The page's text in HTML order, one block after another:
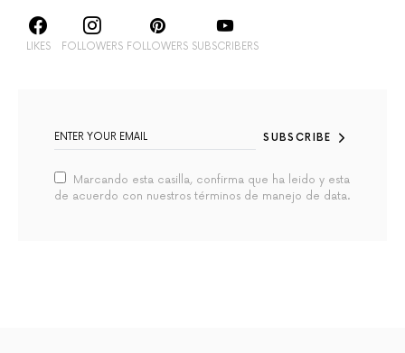
LIKES FOLLOWERS FOLLOWERS SUBSCRIBERS
SUBSCRIBE
Marcando esta casilla, confirma que ha leido y esta
de acuerdo con nuestros términos de manejo de data.